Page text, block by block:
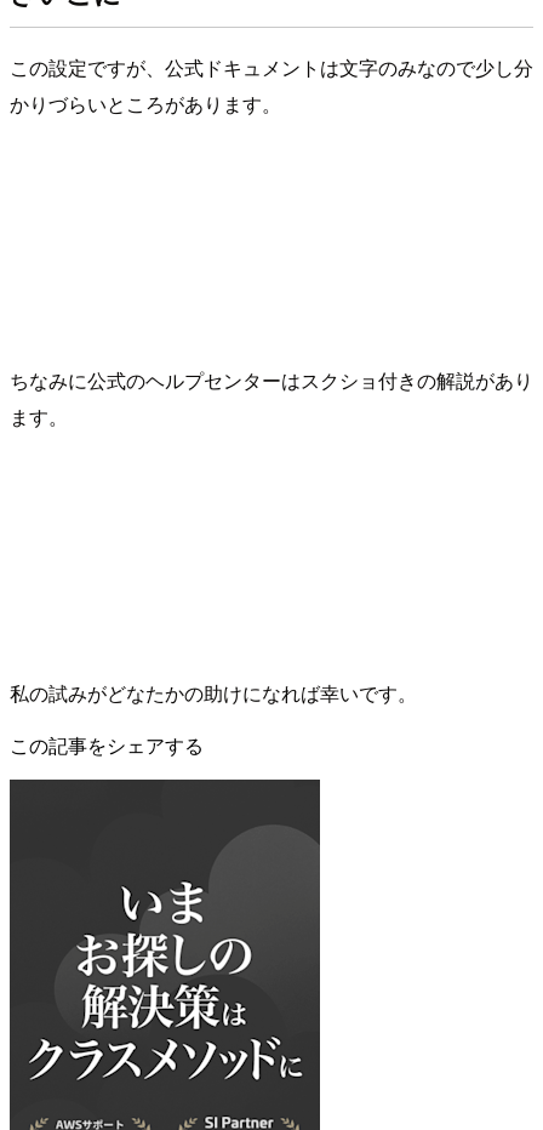
この設定ですが、公式ドキュメントは文字のみなので少し分
かりづらいところがあります。
ちなみに公式のヘルプセンターはスクショ付きの解説があり
ます。
私の試みがどなたかの助けになれば幸いです。
この記事をシェアする